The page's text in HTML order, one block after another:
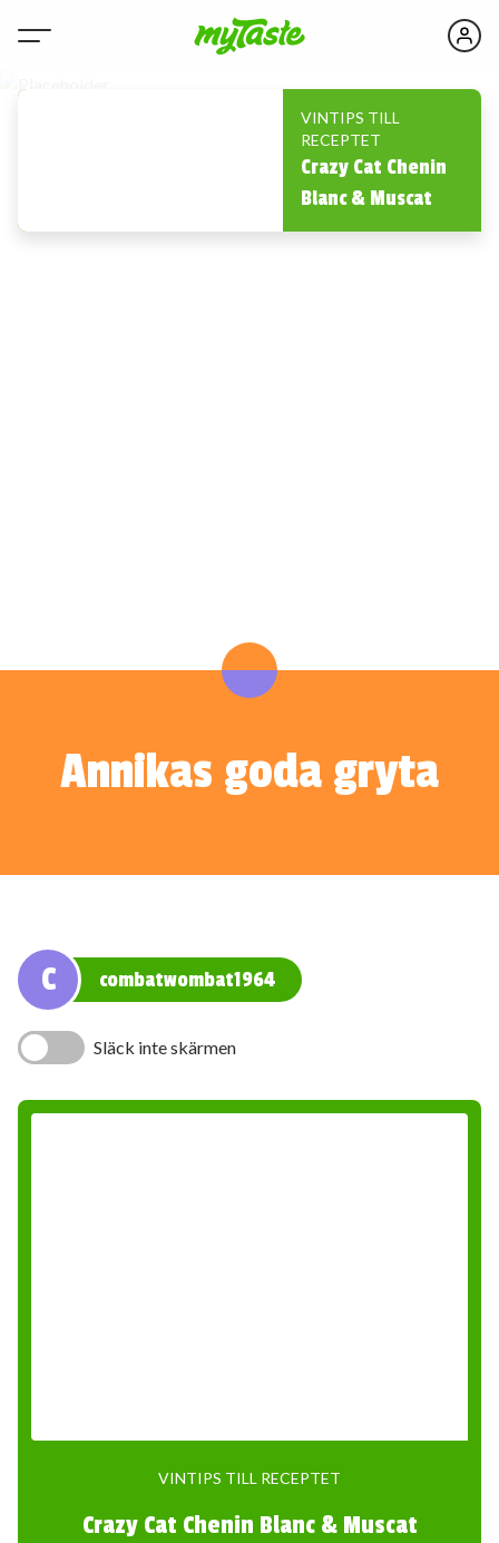
VINTIPS TILL
RECEPTET
Crazy Cat Chenin
Blanc & Muscat
Annikas goda gryta
C combatwombat1964
Släck inte skärmen
VINTIPS TILL RECEPTET
Crazy Cat Chenin Blanc & Muscat